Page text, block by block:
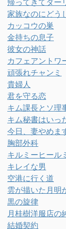
家族なのにどう
カッコウの巣
金持ちの息子
彼女の神話
カフェアントワ
頑張れチャンミ
貴婦人
君を守る恋
キム課長とソ理
キム秘書はいっ
今日、妻やめま
胸部外科
キルミーヒール
キレイな男
空港に行く道
雲が描いた月明
黒の旋律
月桂樹洋服店の
結婚契約